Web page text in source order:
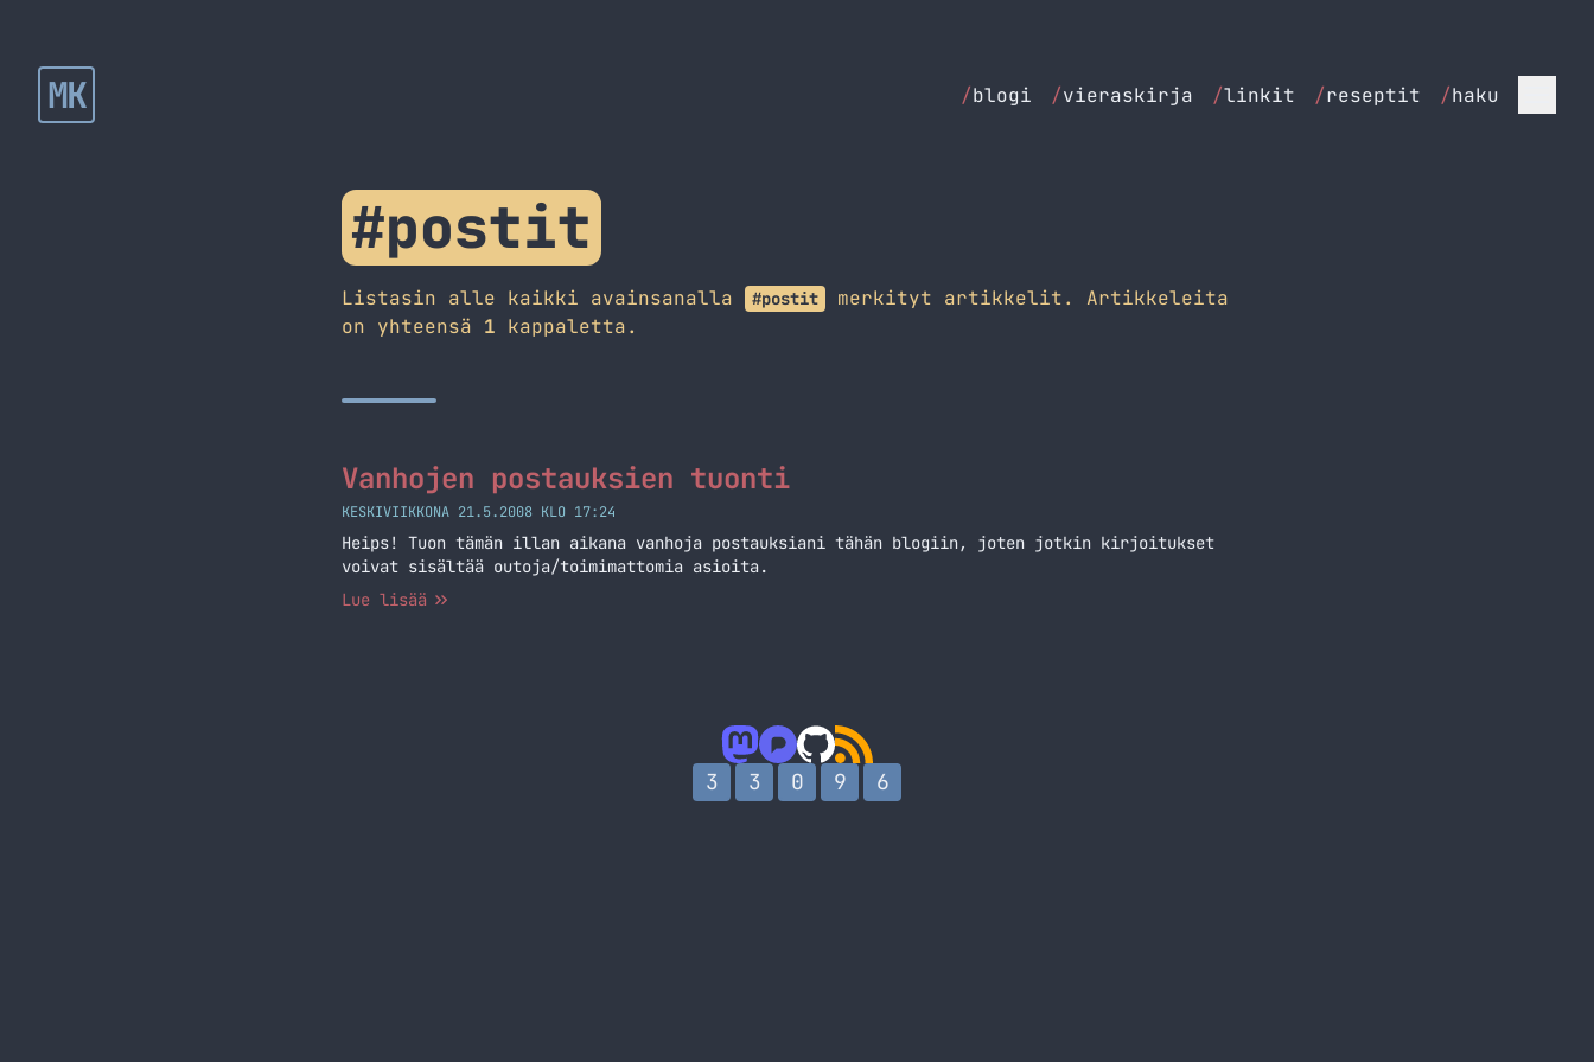
MK /blogi /vieraskirja /linkit /reseptit /haku
#postit
Listasin alle kaikki avainsanalla #postit
merkityt artikkelit. Artikkeleita
on yhteensä 1 kappaletta.
Vanhojen postauksien tuonti
KESKIVIIKKONA 21.5.2008 KLO 17:24
Heips! Tuon tämän illan aikana vanhoja postauksiani tähän blogiin, joten jotkin kirjoitukset
voivat sisältää outoja/toimimattomia asioita.
Lue lisää
3 3 0 9 6